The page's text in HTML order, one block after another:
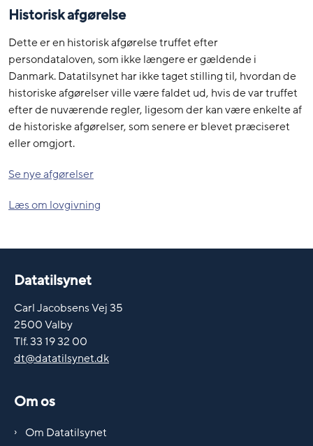
Historisk afgørelse
Dette er en historisk afgørelse truffet efter
persondataloven, som ikke længere er gældende i
Danmark. Datatilsynet har ikke taget stilling til, hvordan de
historiske afgørelser ville være faldet ud, hvis de var truffet
efter de nuværende regler, ligesom der kan være enkelte af
de historiske afgørelser, som senere er blevet præciseret
eller omgjort.
Se nye afgørelser
Læs om lovgivning
Datatilsynet
Carl Jacobsens Vej 35
2500 Valby
Tlf. 33 19 32 00
dt@datatilsynet.dk
Om os
Om Datatilsynet